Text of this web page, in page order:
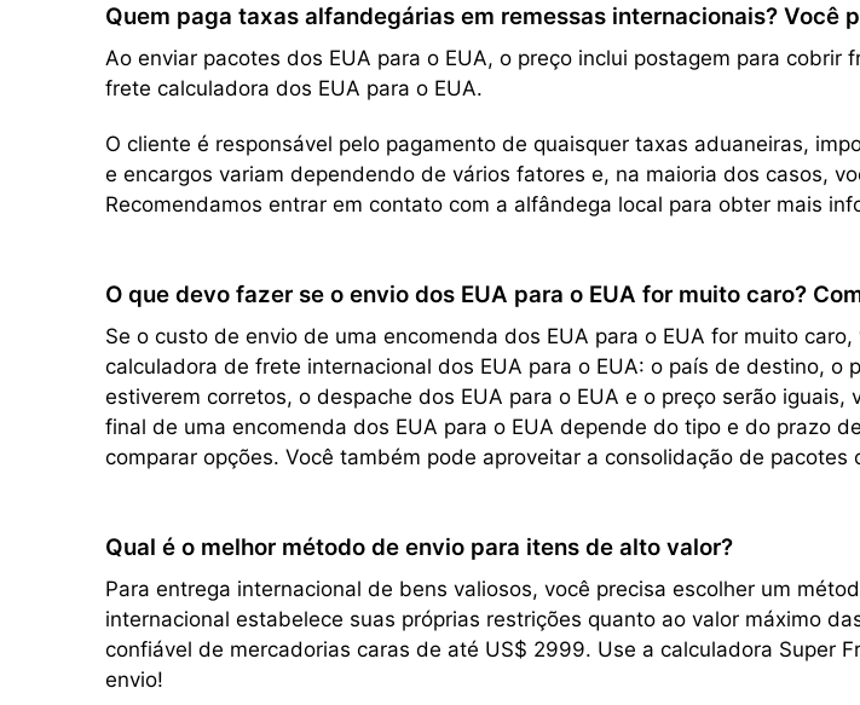
Quem paga taxas alfandegárias em remessas internacionais? Você
Ao enviar pacotes dos EUA para o EUA, o preço inclui postagem para
frete calculadora dos EUA para o EUA.
O cliente é responsável pelo pagamento de quaisquer taxas aduaneiras,
e encargos variam dependendo de vários fatores e, na maioria dos casos,
Recomendamos entrar em contato com a alfândega local para obter mais
O que devo fazer se o envio dos EUA para o EUA for muito caro?
Se o custo de envio de uma encomenda dos EUA para o EUA for muito
calculadora de frete internacional dos EUA para o EUA: o país de destino,
estiverem corretos, o despache dos EUA para o EUA e o preço serão
final de uma encomenda dos EUA para o EUA depende do tipo e do prazo
comparar opções. Você também pode aproveitar a consolidação de
Qual é o melhor método de envio para itens de alto valor?
Para entrega internacional de bens valiosos, você precisa escolher um
internacional estabelece suas próprias restrições quanto ao valor máximo
confiável de mercadorias caras de até US$ 2999. Use a calculadora Super
envio!